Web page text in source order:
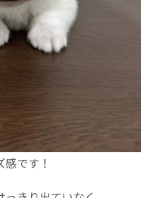
です！